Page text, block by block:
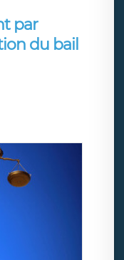
par
du bail